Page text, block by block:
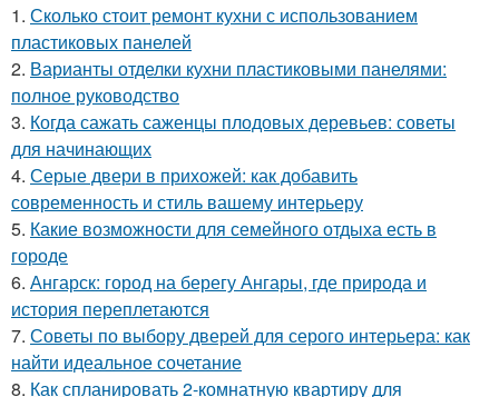
1. Сколько стоит ремонт кухни с использованием
пластиковых панелей
2. Варианты отделки кухни пластиковыми панелями:
полное руководство
3. Когда сажать саженцы плодовых деревьев: советы
для начинающих
4. Серые двери в прихожей: как добавить
современность и стиль вашему интерьеру
5. Какие возможности для семейного отдыха есть в
городе
6. Ангарск: город на берегу Ангары, где природа и
история переплетаются
7. Советы по выбору дверей для серого интерьера: как
найти идеальное сочетание
8. Как спланировать 2-комнатную квартиру для